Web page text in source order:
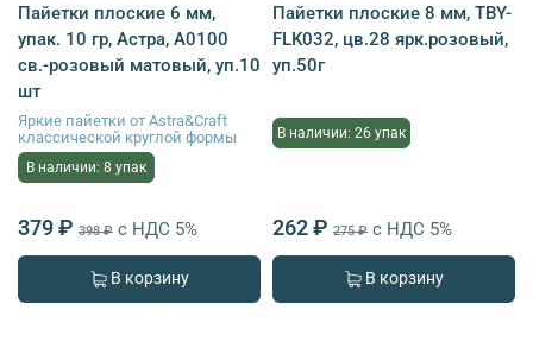
Пайетки плоские 6 мм,
упак. 10 гр, Астра, А0100
св.-розовый матовый, уп.10
шт
Яркие пайетки от Astra&Craft
классической круглой формы
В наличии: 8 упак
379 ₽ 398 ₽ с НДС 5%
В корзину
Пайетки плоские 8 мм, TBY-
FLK032, цв.28 ярк.розовый,
уп.50г
В наличии: 26 упак
262 ₽ 275 ₽ с НДС 5%
В корзину